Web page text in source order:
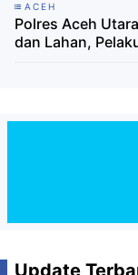
ACEH
Polres Aceh
dan Lahan,
Update